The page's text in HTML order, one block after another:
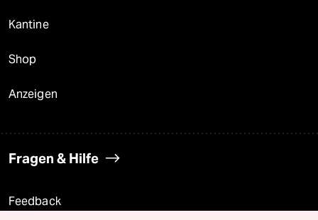
Kantine
Shop
Anzeigen
Fragen & Hilfe
Feedback